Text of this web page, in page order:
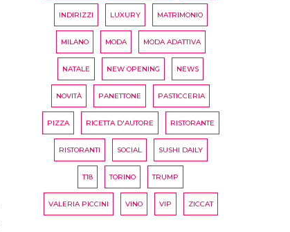
INDIRIZZI LUXURY MATRIMONIO
MILANO MODA MODA ADATTIVA
NATALE NEW OPENING NEWS
NOVITÀ PANETTONE PASTICCERIA
PIZZA RICETTA D'AUTORE RISTORANTE
RISTORANTI SOCIAL SUSHI DAILY
T18 TORINO TRUMP
VALERIA PICCINI VINO VIP ZICCAT